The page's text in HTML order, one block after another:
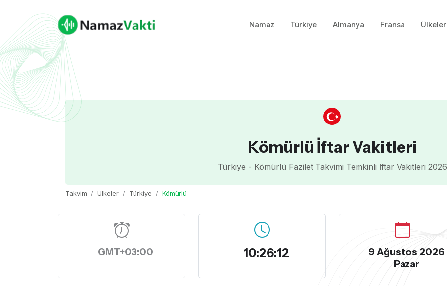
Namaz Türkiye Almanya Fransa Ülkeler
Kömürlü İftar Vakitleri
Türkiye - Kömürlü Fazilet Takvimi Temkinli İftar Vakitleri 2026
Takvim Ülkeler Türkiye Kömürlü
GMT+03:00 10:26:12
9 Ağustos 2026
Pazar